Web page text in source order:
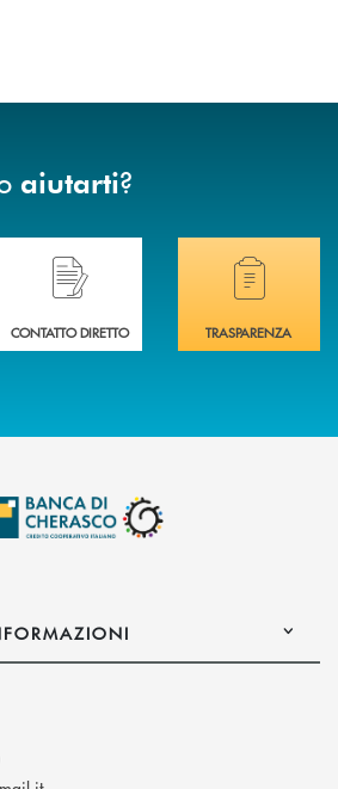
aiutarti?
delle filiali .
Hai bisogno di assistenza immediata?
CONTATTO DIRETTO
Hai bisogno di
TRASPARENZA